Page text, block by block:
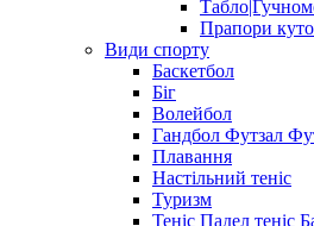
Прапори
Види спорту
Баскетбол
Біг
Волейбол
Гандбол Футзал
Плавання
Настільний теніс
Туризм
Теніс Падел теніс